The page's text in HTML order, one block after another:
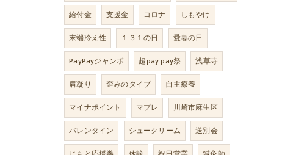
給付金
支援金 コロナ
しもやけ
末端冷え性
１３１の日
愛妻の日
PayPayジャンボ
超pay pay祭
浅草寺
肩凝り
歪みのタイプ
自主療養
マイナポイント
マプレ
川崎市麻生区
バレンタイン
シュークリーム
送別会